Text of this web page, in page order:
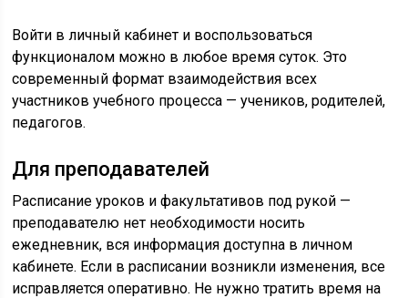
Войти в личный кабинет и воспользоваться
функционалом можно в любое время суток. Это
современный формат взаимодействия всех
участников учебного процесса — учеников, родителей,
педагогов.
Для преподавателей
Расписание уроков и факультативов под рукой —
преподавателю нет необходимости носить
ежедневник, вся информация доступна в личном
кабинете. Если в расписании возникли изменения, все
исправляется оперативно. Не нужно тратить время на